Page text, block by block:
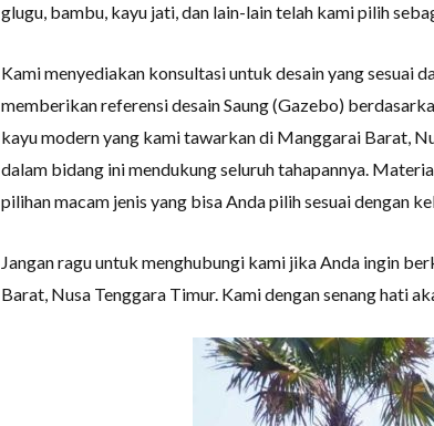
glugu, bambu, kayu jati, dan lain-lain telah kami pilih
Kami menyediakan konsultasi untuk desain yang sesuai
memberikan referensi desain Saung (Gazebo)
kayu modern yang kami tawarkan di Manggarai Barat,
dalam bidang ini mendukung seluruh tahapannya.
pilihan macam jenis yang bisa Anda pilih sesuai dengan
Jangan ragu untuk menghubungi kami jika Anda ingin
Barat, Nusa Tenggara Timur. Kami dengan senang hati